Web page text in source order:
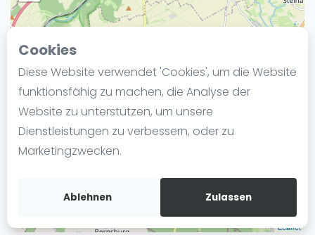
Cookies
Diese Website verwendet 'Cookies', um die Website
funktionsfähig zu machen, die Analyse der
Website zu unterstützen, um unsere
Dienstleistungen zu verbessern, oder zu
Marketingzwecken.
Ablehnen Zulassen
FIP Männer
FIP Frauen
Blog
Die Geschichte von Padel
Regeln und Punktzählung
Padel Schläge
Video
Leaflet